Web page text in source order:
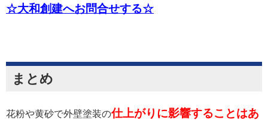
☆大和創建へお問合せする☆
まとめ
花粉や黄砂で外壁塗装の仕上がりに影響することはあ